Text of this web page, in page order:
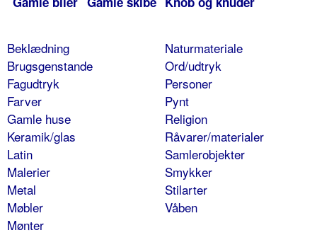
Beklædning
Brugsgenstande
Fagudtryk
Farver
Gamle huse
Keramik/glas
Latin
Malerier
Metal
Møbler
Mønter
Naturmateriale
Ord/udtryk
Personer
Pynt
Religion
Råvarer/materialer
Samlerobjekter
Smykker
Stilarter
Våben